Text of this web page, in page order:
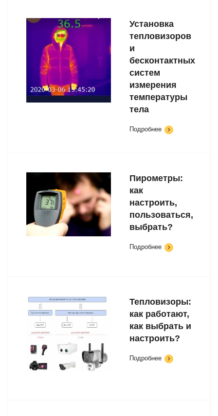
Установка
тепловизоров
и
бесконтактных
систем
измерения
температуры
тела
Подробнее
Пирометры:
как
настроить,
пользоваться,
выбрать?
Подробнее
Тепловизоры:
как работают,
как выбрать и
настроить?
Подробнее